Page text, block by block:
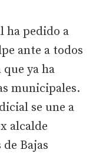
ha pedido a
ante a todos
ya ha
municipales.
se une a
alcalde
Bajas